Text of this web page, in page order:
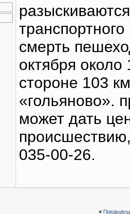
смерть
октября
стороне 103
«гольяново».
может дать
035-00-26.
«